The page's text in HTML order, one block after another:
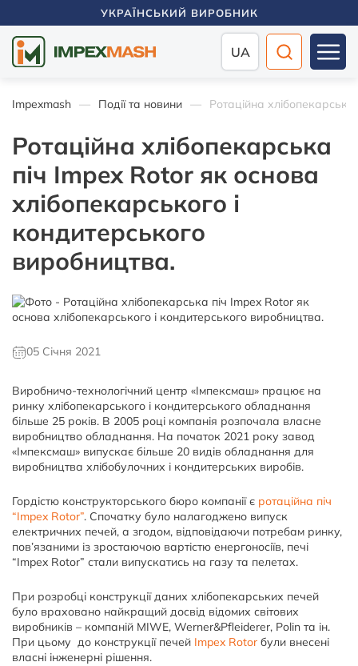
УКРАЇНСЬКИЙ ВИРОБНИК
UA
Impexmash Події та новини Ротаційна
Ротаційна хлібопекарська
піч Impex Rotor як основа
хлібопекарського і
кондитерського
виробництва.
05 Січня 2021
Виробничо-технологічний центр «Імпексмаш» працює на
ринку хлібопекарського і кондитерського обладнання
більше 25 років. В 2005 році компанія розпочала власне
виробництво обладнання. На початок 2021 року завод
«Імпексмаш» випускає більше 20 видів обладнання для
виробництва хлібобулочних і кондитерських виробів.
Гордістю конструкторського бюро компанії є ротаційна піч
“Impex Rotor”. Спочатку було налагоджено випуск
електричних печей, а згодом, відповідаючи потребам ринку,
пов’язаними із зростаючою вартістю енергоносіїв, печі
“Impex Rotor” стали випускатись на газу та пелетах.
При розробці конструкції даних хлібопекарських печей
було враховано найкращий досвід відомих світових
виробників – компаній MIWE, Werner&Pfleiderer, Polin та ін.
При цьому до конструкції печей Impex Rotor були внесені
власні інженерні рішення.